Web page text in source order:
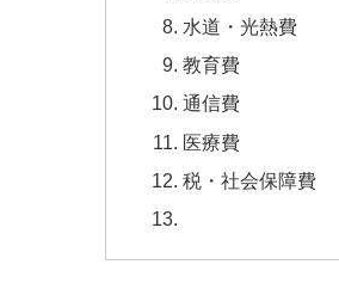
水道・光熱費
教育費
通信費
医療費
税・社会保障費